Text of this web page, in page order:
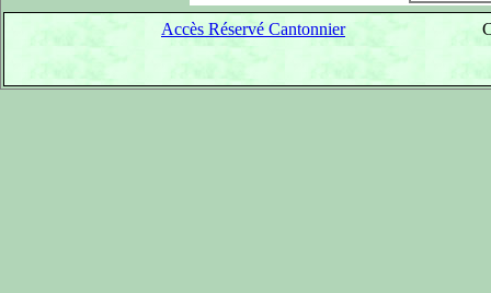
Accès Réservé Cantonnier